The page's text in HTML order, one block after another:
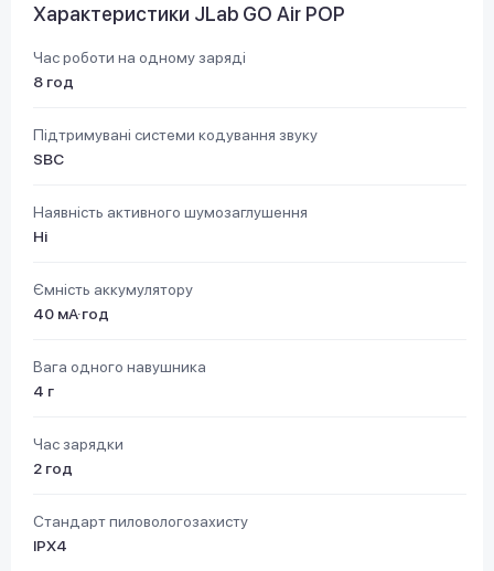
Характеристики JLab GO Air POP
Час роботи на одному заряді
8 год
Підтримувані системи кодування звуку
SBC
Наявність активного шумозаглушення
Ні
Ємність аккумулятору
40 мА·год
Вага одного навушника
4 г
Час зарядки
2 год
Стандарт пиловологозахисту
IPX4